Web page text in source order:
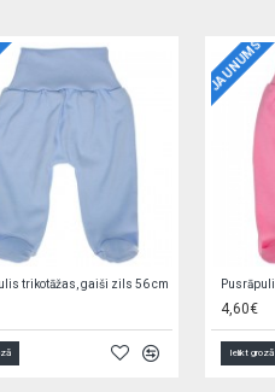
Jaciņa trikotāžas, gaiši zila 62 cm F9W2GGPL
JAUNUMS
5,90€
Ielikt grozā